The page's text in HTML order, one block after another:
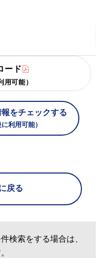
ード
用可能）
をチェックする
利用可能）
戻る
検索をする場合は、